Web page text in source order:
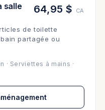
salle
64,95 $ CA
de toilette
partagée ou
Serviettes à mains ·